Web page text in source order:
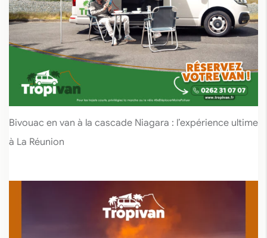
Bivouac en van à la cascade Niagara : l’expérience ultime
à La Réunion